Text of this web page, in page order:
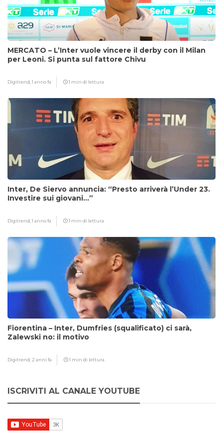
MERCATO – L’Inter vuole vincere il derby con il Milan
per Leoni. Si punta sul fattore Chivu
Digitrend,1 anno fa 1 min di lettura
Inter, De Siervo annuncia: “Presto arriverà l’Under 23.
Investire sui giovani…”
Digitrend,1 anno fa 1 min di lettura
Fiorentina – Inter, Dumfries (squalificato) ci sarà,
Zalewski no: il motivo
Digitrend, 2 anni fa 1 min di lettura
ISCRIVITI AL CANALE YOUTUBE